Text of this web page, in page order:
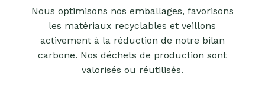
Nous optimisons nos emballages, favorisons
les matériaux recyclables et veillons
activement à la réduction de notre bilan
carbone. Nos déchets de production sont
valorisés ou réutilisés.